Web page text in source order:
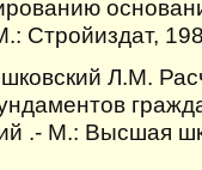
Стройиздат,
Л.М.
.- М.: Высшая